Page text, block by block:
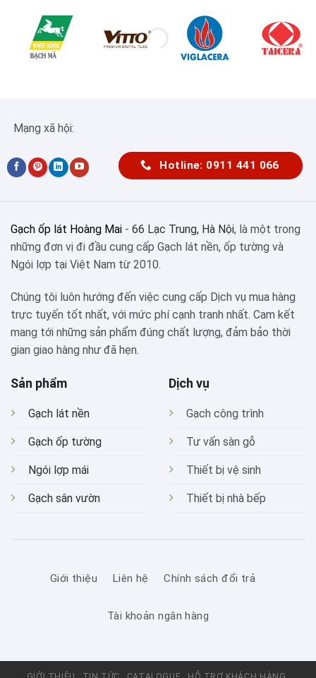
Mạng xã hội:
Hotline: 0911 441 066
Gạch ốp lát Hoàng Mai - 66 Lạc Trung, Hà Nội, là một trong
những đơn vị đi đầu cung cấp Gạch lát nền, ốp tường và
Ngói lợp tại Việt Nam từ 2010.
Chúng tôi luôn hướng đến việc cung cấp Dịch vụ mua hàng
trực tuyến tốt nhất, với mức phí cạnh tranh nhất. Cam kết
mang tới những sản phẩm đúng chất lượng, đảm bảo thời
gian giao hàng như đã hẹn.
Sản phẩm
Gạch lát nền
Gạch ốp tường
Ngói lợp mái
Gạch sân vườn
Dịch vụ
Gạch công trình
Tư vấn sàn gỗ
Thiết bị vệ sinh
Thiết bị nhà bếp
Giới thiệu Liên hệ Chính sách đổi trả
Tài khoản ngân hàng